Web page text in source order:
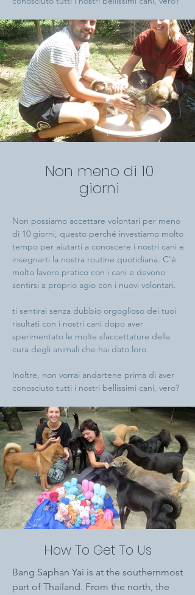
Non meno di 10
giorni
Non possiamo accettare volontari per meno
di 10 giorni, questo perché investiamo molto
tempo per aiutarti a conoscere i nostri cani e
insegnarti la nostra routine quotidiana. C'è
molto lavoro pratico con i cani e devono
sentirsi a proprio agio con i nuovi volontari.
ti sentirai senza dubbio orgoglioso dei tuoi
risultati con i nostri cani dopo aver
sperimentato le molte sfaccettature della
cura degli animali che hai dato loro.
Inoltre, non vorrai andartene prima di aver
conosciuto tutti i nostri bellissimi cani, vero?
How To Get To Us
Bang Saphan Yai is at the southernmost
part of Thailand. From the north, the